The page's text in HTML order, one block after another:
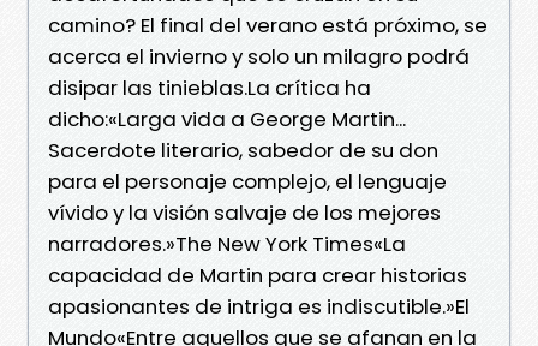
camino? El final del verano está próximo, se
acerca el invierno y solo un milagro podrá
disipar las tinieblas.La crítica ha
dicho:«Larga vida a George Martin...
Sacerdote literario, sabedor de su don
para el personaje complejo, el lenguaje
vívido y la visión salvaje de los mejores
narradores.»The New York Times«La
capacidad de Martin para crear historias
apasionantes de intriga es indiscutible.»El
Mundo«Entre aquellos que se afanan en la